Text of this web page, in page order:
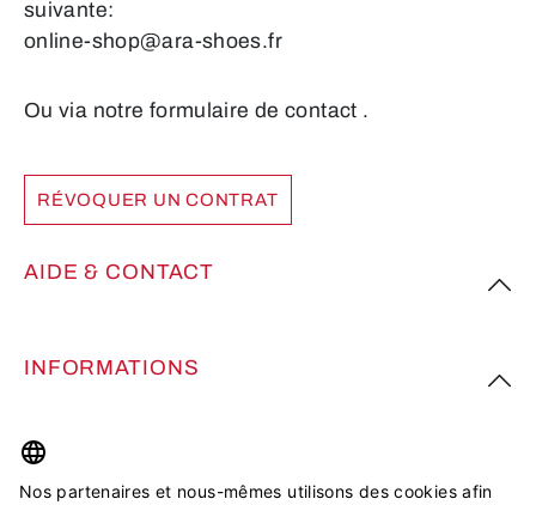
suivante:
online-shop@ara-shoes.fr
Ou via notre formulaire de contact .
RÉVOQUER UN CONTRAT
AIDE & CONTACT
INFORMATIONS
PLUS D’INSPIRATION